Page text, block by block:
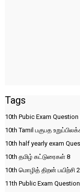
Tags
10th Pubic Exam
10th Tamil பகுபத
10th half yearly exam
10th தமிழ் கட்டுரைகள் 8
10th மொழித் திறன் பயிற்சி
11th Public Exam